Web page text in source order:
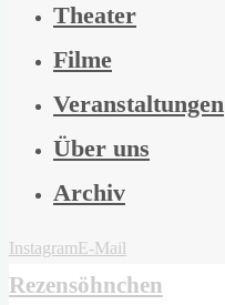
Theater
Filme
Veranstaltungen
Über uns
Archiv
InstagramE-Mail
Rezensöhnchen